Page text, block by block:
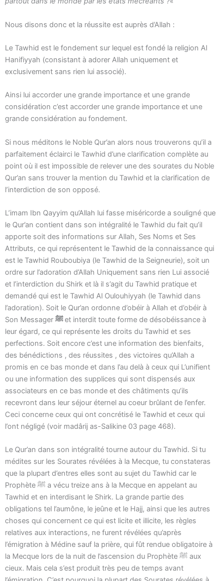
Nous disons donc et la réussite est auprès d’Allah :
Le Tawhid est le fondement sur lequel est fondé la religion Al
Hanifiyyah (consistant à adorer Allah uniquement et
exclusivement sans rien lui associé).
Ainsi lui accorder une grande importance et une grande
considération c’est accorder une grande importance et une
grande considération au fondement.
Si nous méditons le Noble Qur’an alors nous trouverons qu’il a
parfaitement éclairci le Tawhid d’une clarification complète au
point où il est impossible de relever une des sourates du Noble
Qur’an sans trouver la mention du Tawhid et la clarification de
l’interdiction de son opposé.
L’imam Ibn Qayyim qu’Allah lui fasse miséricorde a souligné que
le Qur’an contient dans son intégralité le Tawhid du fait qu’il
apporte soit des informations sur Allah, Ses Noms et Ses
Attributs, ce qui représentent le Tawhid de la connaissance qui
est le Tawhid Rouboubiya (le Tawhid de la Seigneurie), soit un
ordre sur l’adoration d’Allah Uniquement sans rien Lui associé
et l’interdiction du Shirk et là il s’agit du Tawhid pratique et
demandé qui est le Tawhid Al Oulouhiyyah (le Tawhid dans
l’adoration). Soit le Qur’an ordonne d’obéir à Allah et d’obéir à
Son Messager
et interdit toute forme de désobéissance à
leur égard, ce qui représente les droits du Tawhid et ses
perfections. Soit encore c’est une information des bienfaits,
des bénédictions , des réussites , des victoires qu’Allah a
promis en ce bas monde et dans l’au delà à ceux qui L’unifient
ou une information des supplices qui sont dispensés aux
associateurs en ce bas monde et des châtiments qu’ils
recevront dans leur séjour éternel au coeur brûlant de l’enfer.
Ceci concerne ceux qui ont concrétisé le Tawhid et ceux qui
l’ont négligé (voir madârij as-Salikine 03 page 468).
Le Qur’an dans son intégralité tourne autour du Tawhid. Si tu
médites sur les Sourates révélées à la Mecque, tu constateras
que la plupart d’entres elles sont au sujet du Tawhid car le
Prophète ﷺ a vécu treize ans à la Mecque en appelant au
Tawhid et en interdisant le Shirk. La grande partie des
obligations tel l’aumône, le jeûne et le Hajj, ainsi que les autres
choses qui concernent ce qui est licite et illicite, les règles
relatives aux interactions, ne furent révélées qu’après
l’émigration à Médine sauf la prière, qui fût rendue obligatoire à
la Mecque lors de la nuit de l’ascension du Prophète ﷺ aux
cieux. Mais cela s’est produit très peu de temps avant